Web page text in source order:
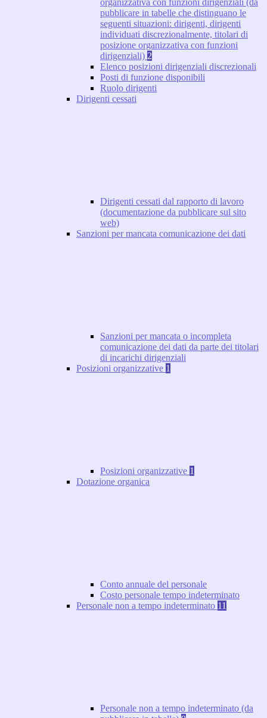
organizzativa con funzioni dirigenziali (da
pubblicare in tabelle che distinguano le
seguenti situazioni: dirigenti, dirigenti
individuati discrezionalmente, titolari di
posizione organizzativa con funzioni
dirigenziali) 2
Elenco posizioni dirigenziali discrezionali
Posti di funzione disponibili
Ruolo dirigenti
Dirigenti cessati
Dirigenti cessati dal rapporto di lavoro
(documentazione da pubblicare sul sito
web)
Sanzioni per mancata comunicazione dei dati
Sanzioni per mancata o incompleta
comunicazione dei dati da parte dei titolari
di incarichi dirigenziali
Posizioni organizzative 1
Posizioni organizzative 1
Dotazione organica
Conto annuale del personale
Costo personale tempo indeterminato
Personale non a tempo indeterminato 11
Personale non a tempo indeterminato (da